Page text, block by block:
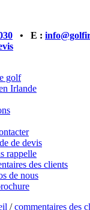
• E :
golf
Irlande
de devis
rappelle
des clients
de nous
/ commentaires des